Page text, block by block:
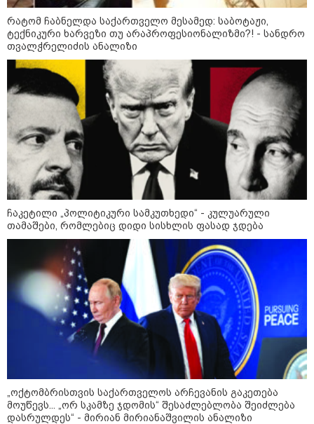
"დღეს ვიმგზავრეთ
მატარებლით, რომელიც ახალი
სიჩქარით მოძრაობს, მანამდე
ბათუმამდე მგზავრობის დრო
საათამდე შემცირებული" -
ირაკლი კობახიძე
15:17 / 06-08-2026
შემოსავლების სამსახურში
აზერბაიჯანული მედიის მიერ
გავრცელებულ ინფორმაციას
პასუხობენ
13:39 / 06-08-2026
ბაქომ საქართველოს საგარეო
უწყებას დიპლომატური ნოტა
გაუგზავნა - მიზეზი
აზერბაიჯანული სანომრე ნიშნის
მქონე სატვირთოების
საზღვარზე შეფერხებაა:
დეტალები
კატეგორიის ყველა სიახლე
რატომ ჩაბნელდა საქართველო მესამედ: საბოტაჟი,
ტექნიკური ხარვეზი თუ არაპროფესიონალიზმი?! - სანდრო
თვალჭრელიძის ანალიზი
ჩაკეტილი „პოლიტიკური სამკუთხედი“ - კულუარული
თამაშები, რომლებიც დიდი სისხლის ფასად ჯდება
„ოქტომბრისთვის საქართველოს არჩევანის გაკეთება
მოუწევს... „ორ სკამზე ჯდომის“ შესაძლებლობა შეიძლება
დასრულდეს“ - მირიან მირიანაშვილის ანალიზი